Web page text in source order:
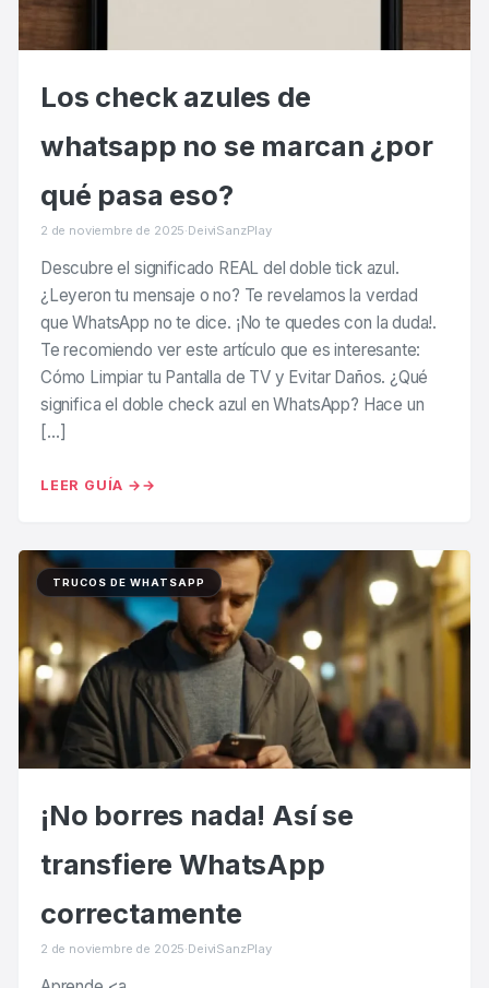
Los check azules de
whatsapp no se marcan ¿por
qué pasa eso?
2 de noviembre de 2025·DeiviSanzPlay
Descubre el significado REAL del doble tick azul.
¿Leyeron tu mensaje o no? Te revelamos la verdad
que WhatsApp no te dice. ¡No te quedes con la duda!.
Te recomiendo ver este artículo que es interesante:
Cómo Limpiar tu Pantalla de TV y Evitar Daños. ¿Qué
significa el doble check azul en WhatsApp? Hace un
[…]
LEER GUÍA →
TRUCOS DE WHATSAPP
¡No borres nada! Así se
transfiere WhatsApp
correctamente
2 de noviembre de 2025·DeiviSanzPlay